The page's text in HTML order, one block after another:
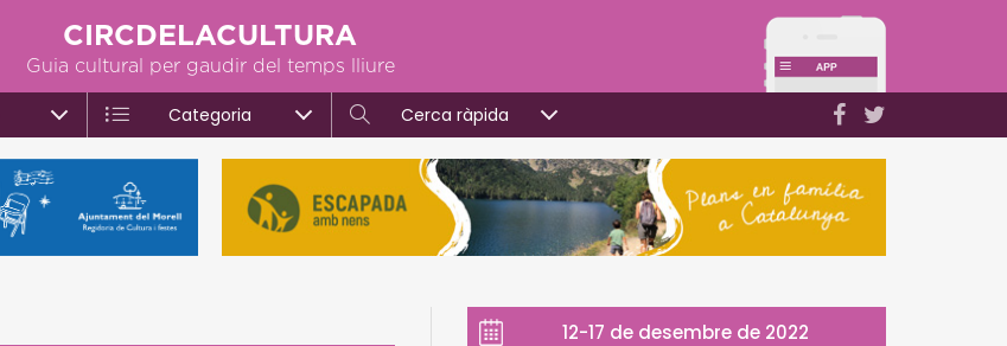
CIRCDELACULTURA
Guia cultural per gaudir del temps lliure
Categoria Cerca ràpida
12-17 de desembre de 2022